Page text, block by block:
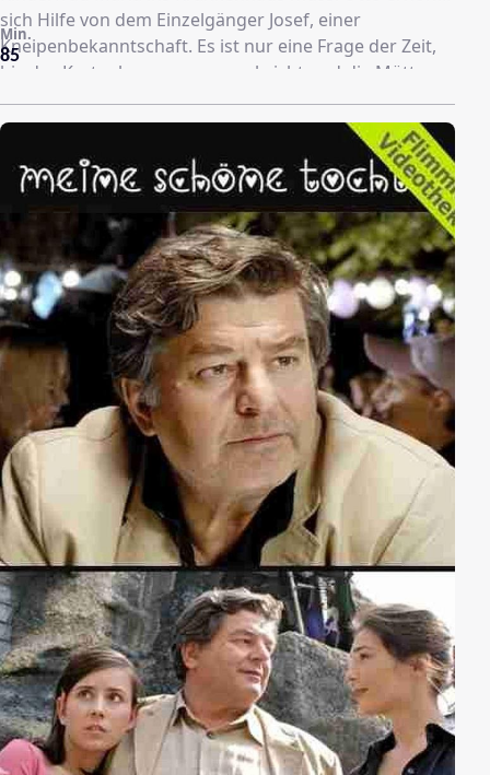
sich Hilfe von dem Einzelgänger Josef, einer
Kneipenbekanntschaft. Es ist nur eine Frage der Zeit,
bis das Kartenhaus zusammenbricht und die Mütter
das gut gehütete Geheimnis durchschauen.
85
Min.